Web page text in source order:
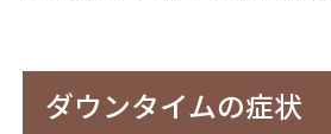
ダウンタイムの症状